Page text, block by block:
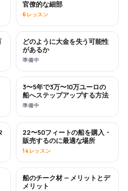
官僚的な細部
6レッスン
近日公開
どのように大金を失う可能性
があるか
準備中
新着
3〜5年で3万〜10万ユーロの
船へステップアップする方法
準備中
近日公開
22〜50フィートの船を購入・
販売するのに最適な場所
14レッスン
近日公開
船のチーク材 — メリットとデ
メリット